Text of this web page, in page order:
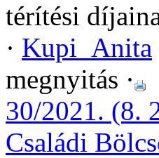
térítési
· Kupi_Anita
megnyitás ·
30/2021. (8.
Családi